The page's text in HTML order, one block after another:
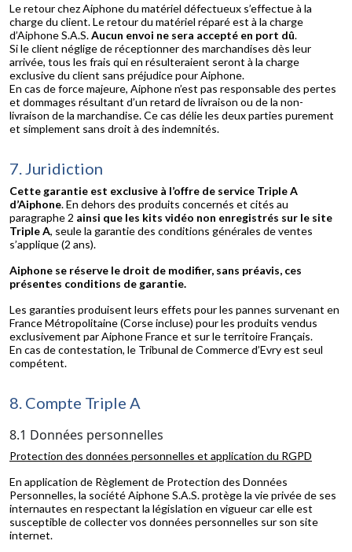
Le retour chez Aiphone du matériel défectueux s’effectue à la
charge du client. Le retour du matériel réparé est à la charge
d’Aiphone S.A.S.Aucun envoi ne sera accepté en port dû.
Si le client néglige de réceptionner des marchandises dès leur
arrivée, tous les frais qui en résulteraient seront à la charge
exclusive du client sans préjudice pour Aiphone.
En cas de force majeure, Aiphone n’est pas responsable des pertes
et dommages résultant d’un retard de livraison ou de la non-
livraison de la marchandise. Ce cas délie les deux parties purement
et simplement sans droit à des indemnités.
7. Juridiction
Cette garantie est exclusive à l’offre de service Triple A
d’Aiphone. En dehors des produits concernés et cités au
paragraphe 2 ainsi que les kits vidéo non enregistrés sur le site
Triple A, seule la garantie des conditions générales de ventes
s’applique (2 ans).
Aiphone se réserve le droit de modifier, sans préavis, ces
présentes conditions de garantie.
Les garanties produisent leurs effets pour les pannes survenant en
France Métropolitaine (Corse incluse) pour les produits vendus
exclusivement par Aiphone France et sur le territoire Français.
En cas de contestation, le Tribunal de Commerce d’Evry est seul
compétent.
8. Compte Triple A
8.1 Données personnelles
Protection des données personnelles et application du RGPD
En application de Règlement de Protection des Données
Personnelles, la société Aiphone S.A.S. protège la vie privée de ses
internautes en respectant la législation en vigueur car elle est
susceptible de collecter vos données personnelles sur son site
internet.